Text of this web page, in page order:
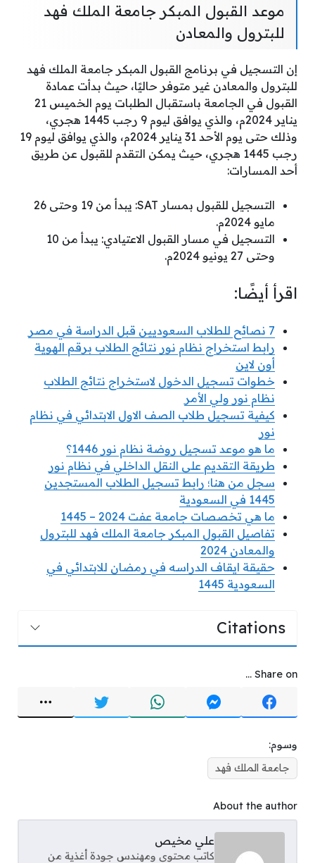
موعد القبول المبكر جامعة الملك فهد
للبترول والمعادن
إن التسجيل في برنامج القبول المبكر جامعة الملك فهد
للبترول والمعادن غير متوفر حاليًا، حيث بدأت عمادة
القبول في الجامعة باستقبال الطلبات يوم الخميس 21
يناير 2024م، والذي يوافق ليوم 9 رجب 1445 هجري،
وذلك حتى يوم الأحد 31 يناير 2024م، والذي يوافق ليوم 19
رجب 1445 هجري، حيث يمكن التقدم للقبول عن طريق
أحد المسارات:
التسجيل للقبول بمسار SAT: يبدأ من 19 وحتى 26
مايو 2024م.
التسجيل في مسار القبول الاعتيادي: يبدأ من 10
وحتى 27 يونيو 2024م.
اقرأ أيضًا:
7 نصائح للطلاب السعوديين قبل الدراسة في مصر
رابط استخراج نظام نور نتائج الطلاب برقم الهوية
أون لاين
خطوات تسجيل الدخول لاستخراج نتائج الطلاب
نظام نور ولي الأمر
كيفية تسجيل طلاب الصف الاول الابتدائي في نظام
نور
ما هو موعد تسجيل روضة نظام نور 1446؟
طريقة التقديم على النقل الداخلي في نظام نور
سجل من هنا؛ رابط تسجيل الطلاب المستجدين
1445 في السعودية
ما هي تخصصات جامعة عفت 2024 – 1445
تفاصيل القبول المبكر جامعة الملك فهد للبترول
والمعادن 2024
حقيقة ايقاف الدراسه في رمضان للابتدائي في
السعودية 1445
Citations
Share on ...
وسوم:
جامعة الملك فهد
About the author
علي مخيص
كاتب محتوى ومهندس جودة أغذية من